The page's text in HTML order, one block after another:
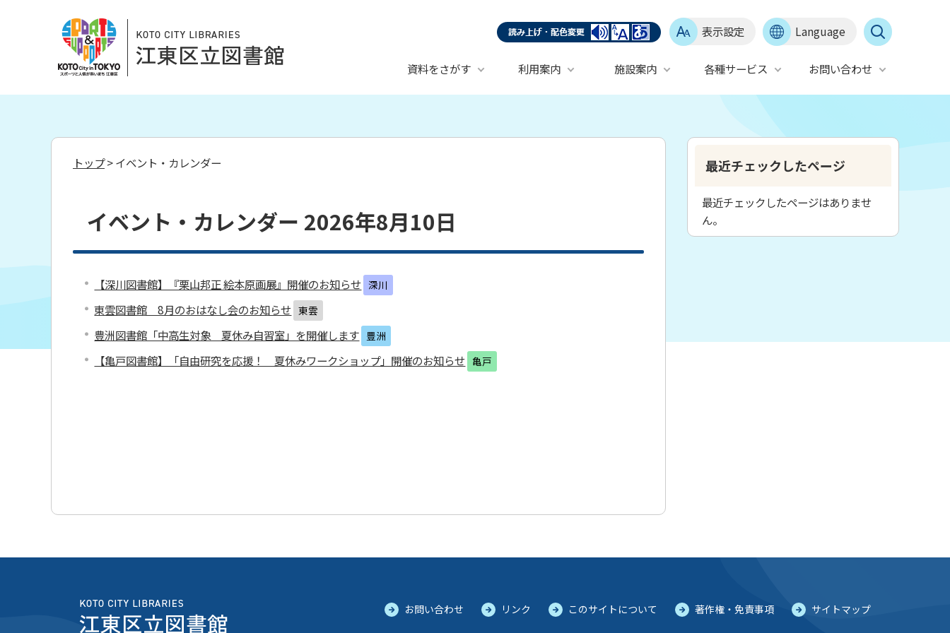
表示設定 Language
資料をさがす 利用案内 施設案内 各種サービス お問い合わせ
トップ> イベント・カレンダー
イベント・カレンダー 2026年8月10日
【深川図書館】『栗山邦正 絵本原画展』開催のお知らせ 深川
東雲図書館 8月のおはなし会のお知らせ 東雲
豊洲図書館「中高生対象 夏休み自習室」を開催します 豊洲
【亀戸図書館】「自由研究を応援！ 夏休みワークショップ」開催のお知らせ 亀戸
最近チェックしたページ
最近チェックしたページはありませ
ん。
お問い合わせ リンク このサイトについて 著作権・免責事項 サイトマップ